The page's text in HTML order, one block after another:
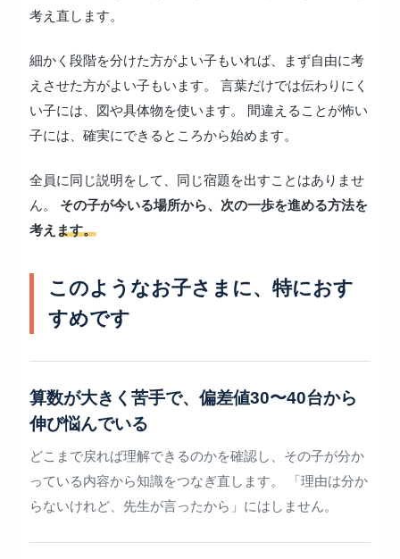
考え直します。
細かく段階を分けた方がよい子もいれば、まず自由に考
えさせた方がよい子もいます。 言葉だけでは伝わりにく
い子には、図や具体物を使います。 間違えることが怖い
子には、確実にできるところから始めます。
全員に同じ説明をして、同じ宿題を出すことはありませ
ん。 その子が今いる場所から、次の一歩を進める方法を
考えます。
このようなお子さまに、特におす
すめです
算数が大きく苦手で、偏差値30〜40台から
伸び悩んでいる
どこまで戻れば理解できるのかを確認し、その子が分か
っている内容から知識をつなぎ直します。 「理由は分か
らないけれど、先生が言ったから」にはしません。